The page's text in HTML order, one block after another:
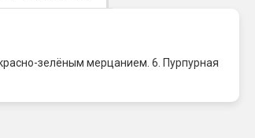
зелёным мерцанием. 6. Пурпурная